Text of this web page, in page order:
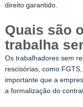
direito garantido.
Quais são
trabalha
Os trabalhadores sem
rescisórias, como
importante que a
a formalização do